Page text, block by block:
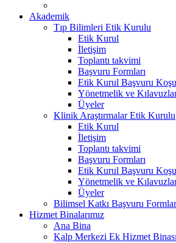
Akademik
Tıp Bilimleri Etik Kurulu
Etik Kurul
İletişim
Toplantı takvimi
Başvuru Formları
Etik Kurul Başvuru
Yönetmelik ve
Üyeler
Klinik Araştırmalar Etik Kurulu
Etik Kurul
İletişim
Toplantı takvimi
Başvuru Formları
Etik Kurul Başvuru
Yönetmelik ve
Üyeler
Bilimsel Katkı Başvuru
Hizmet Binalarımız
Ana Bina
Kalp Merkezi Ek Hizmet Binası